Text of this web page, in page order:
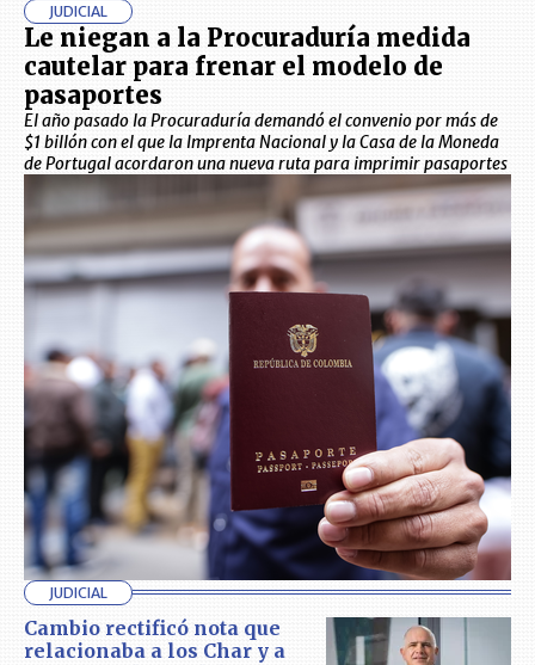
JUDICIAL
Le niegan a la Procuraduría medida
cautelar para frenar el modelo de
pasaportes
El año pasado la Procuraduría demandó el convenio por más de
$1 billón con el que la Imprenta Nacional y la Casa de la Moneda
de Portugal acordaron una nueva ruta para imprimir pasaportes
JUDICIAL
Cambio rectificó nota que
relacionaba a los Char y a